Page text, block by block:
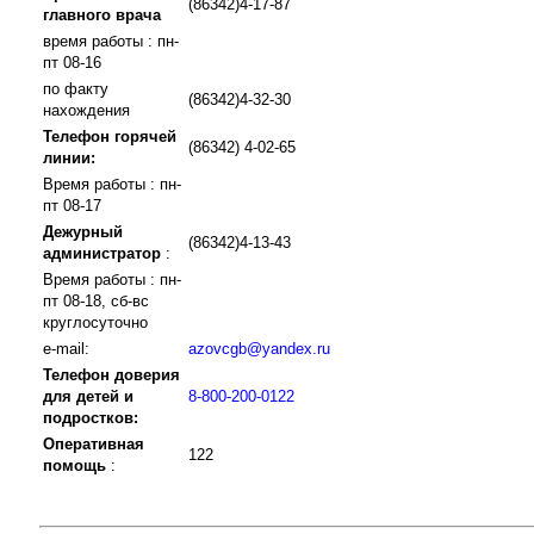
главного врача
(86342)4-17-87
время работы : пн-
пт 08-16
по факту
нахождения
(86342)4-32-30
Телефон горячей
линии:
(86342) 4-02-65
Время работы : пн-
пт 08-17
Дежурный
администратор :
(86342)4-13-43
Время работы : пн-
пт 08-18, сб-вс
круглосуточно
e-mail:
azovcgb@yandex.ru
Телефон доверия
для детей и
подростков:
8-800-200-0122
Оперативная
помощь :
122